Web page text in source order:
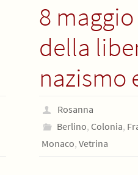
8 maggio
della
nazismo
Rosanna
Berlino, Colonia,
Monaco, Vetrina